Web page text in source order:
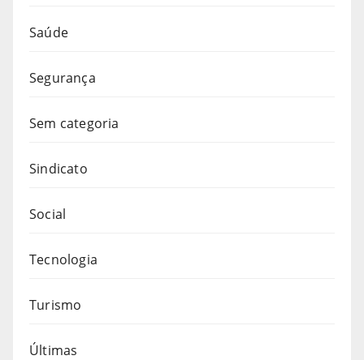
Saúde
Segurança
Sem categoria
Sindicato
Social
Tecnologia
Turismo
Últimas